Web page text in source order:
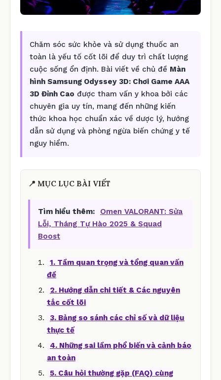
Chăm sóc sức khỏe và sử dụng thuốc an
toàn là yếu tố cốt lõi để duy trì chất lượng
cuộc sống ổn định. Bài viết về chủ đề Màn
hình Samsung Odyssey 3D: Chơi Game AAA
3D Đỉnh Cao được tham vấn y khoa bởi các
chuyên gia uy tín, mang đến những kiến
thức khoa học chuẩn xác về dược lý, hướng
dẫn sử dụng và phòng ngừa biến chứng y tế
nguy hiểm.
📍 MỤC LỤC BÀI VIẾT
Tìm hiểu thêm:
Omen VALORANT: Sửa
Lỗi, Tháng Tự Hào 2025 & Squad
Boost
1. Tầm quan trọng và tổng quan vấn
đề
2. Hướng dẫn chi tiết & Các nguyên
tắc cốt lõi
3. Bảng so sánh các chỉ số và dữ liệu
thực tế
4. Những sai lầm phổ biến và cảnh báo
an toàn
5. Câu hỏi thường gặp (FAQ) cùng